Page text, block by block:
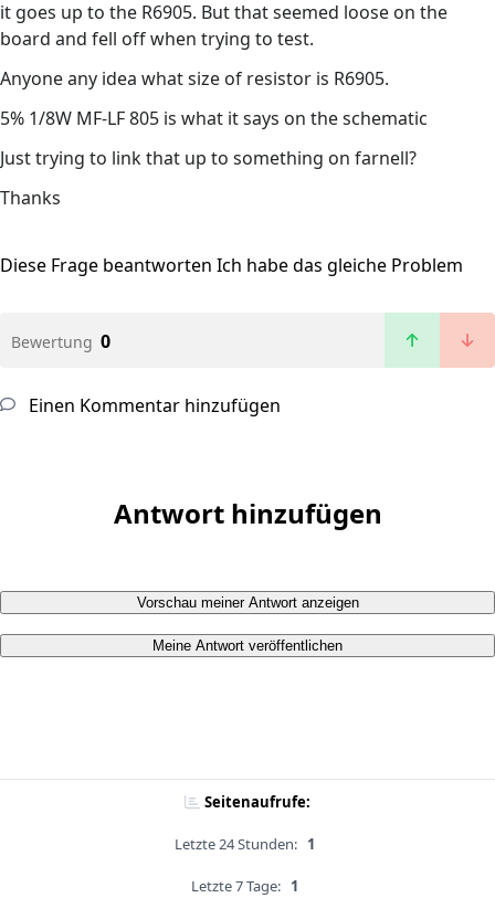
it goes up to the R6905. But that seemed loose on the
board and fell off when trying to test.
Anyone any idea what size of resistor is R6905.
5% 1/8W MF-LF 805 is what it says on the schematic
Just trying to link that up to something on farnell?
Thanks
Diese Frage beantworten Ich habe das gleiche Problem
Bewertung 0
Einen Kommentar hinzufügen
Antwort hinzufügen
Vorschau meiner Antwort anzeigen
Meine Antwort veröffentlichen
Seitenaufrufe:
Letzte 24 Stunden: 1
Letzte 7 Tage: 1